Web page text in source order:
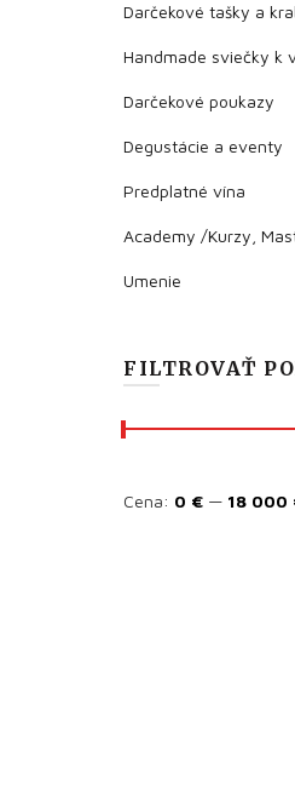
Darčekové tašky a
Handmade sviečky k
Darčekové poukazy
Degustácie a eventy
Predplatné vína
Academy /Kurzy,
Umenie
FILTROVAŤ
Minimálna
Maximálna
Cena: 0 € — 18 000